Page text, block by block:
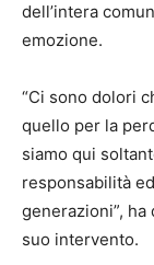
dell’intera
emozione.
“Ci sono dolori
quello per la
siamo qui
responsabilità
generazioni”,
suo intervento.